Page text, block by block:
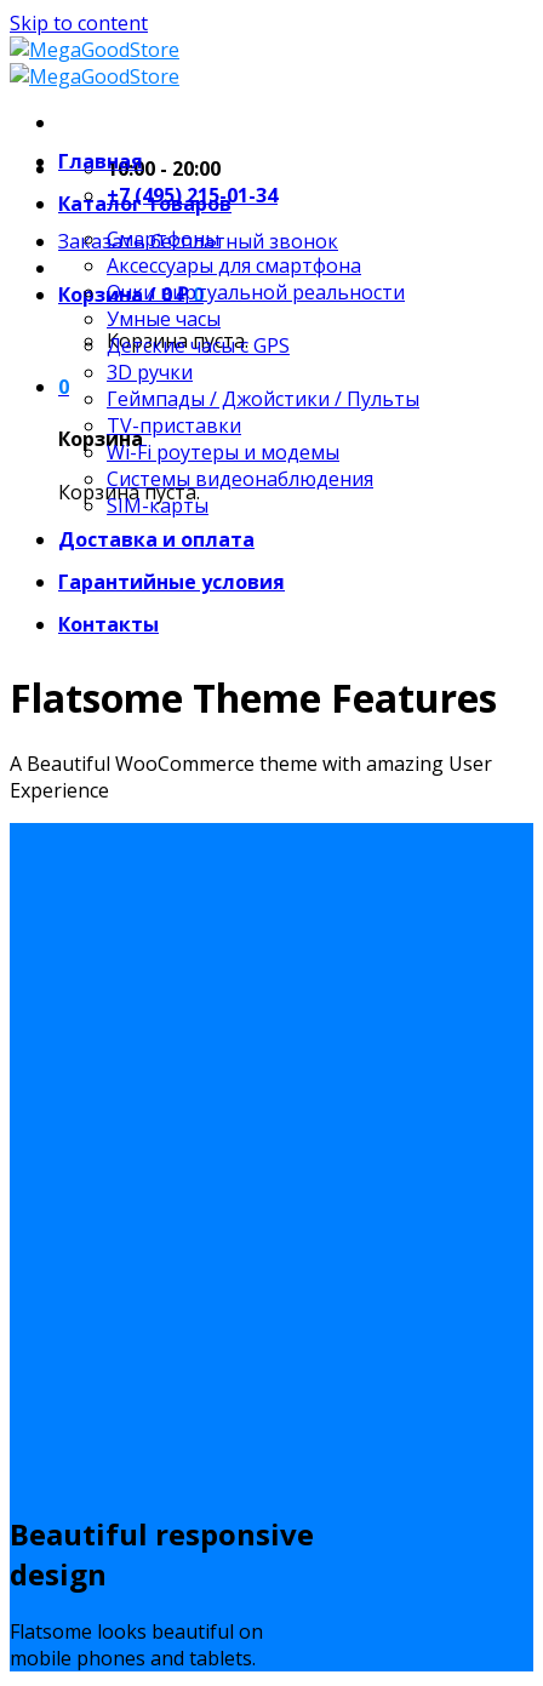
Skip to content
10:00 - 20:00
+7 (495) 215-01-34
Заказать бесплатный звонок
Корзина /0₽0
Корзина пуста.
0
Корзина
Корзина пуста.
Главная
Каталог товаров
Смартфоны
Аксессуары для смартфона
Очки виртуальной реальности
Умные часы
Детские часы с GPS
3D ручки
Геймпады / Джойстики / Пульты
TV-приставки
Wi-Fi роутеры и модемы
Системы видеонаблюдения
SIM-карты
Доставка и оплата
Гарантийные условия
Контакты
Flatsome Theme Features
A Beautiful WooCommerce theme with amazing User
Experience
Beautiful responsive
design
Flatsome looks beautiful on
mobile phones and tablets.